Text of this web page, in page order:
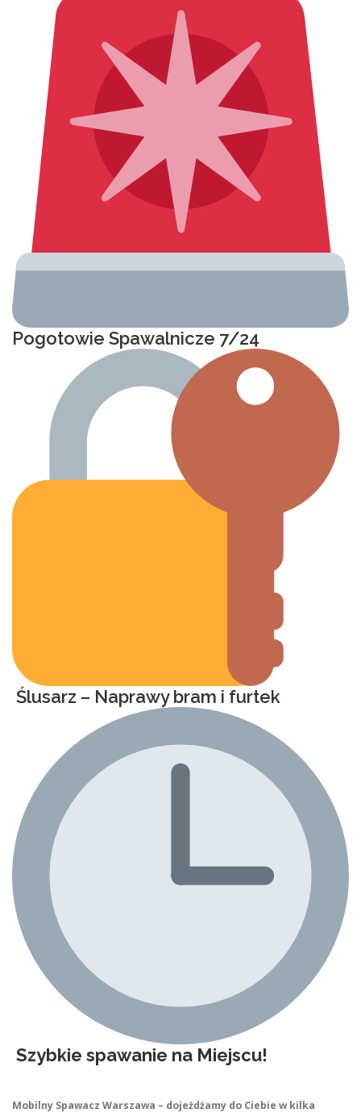
Pogotowie Spawalnicze 7/24
Ślusarz – Naprawy bram i furtek
Szybkie spawanie na Miejscu!
Mobilny Spawacz Warszawa – dojeżdżamy do Ciebie w kilka